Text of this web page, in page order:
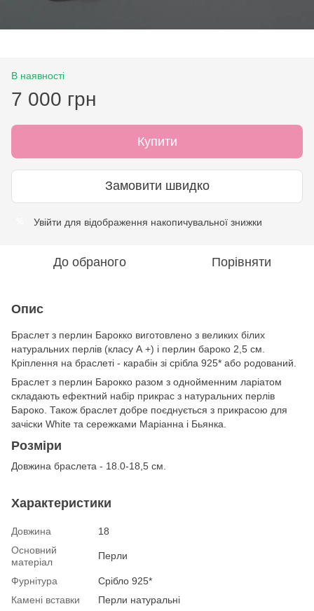
В наявності
7 000 грн
Купити
Замовити швидко
Увійти для відображення накопичувальної знижки
До обраного Порівняти
Опис
Браслет з перлин Барокко виготовлено з великих білих
натуральних перлів (класу А +) і перлин бароко 2,5 см.
Кріплення на браслеті - карабін зі срібла 925* або родований.
Браслет з перлин Барокко разом з однойменним ларіатом
складають ефектний набір прикрас з натуральних перлів
Бароко. Також браслет добре поєднується з прикрасою для
зачіски White та сережками Маріанна і Бьянка.
Розміри
Довжина браслета - 18.0-18,5 см.
Характеристики
Довжина
18
Основний
матеріал
Перли
Фурнітура
Срібло 925*
Камені вставки
Перли натуральні